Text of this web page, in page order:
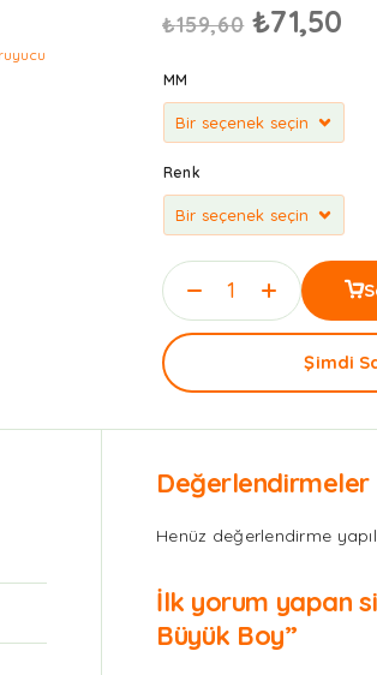
₺159,60 ₺71,50
MM
Renk
Şimdi
Değerlendirmeler
Henüz değerlendirme
İlk yorum yapan
Büyük Boy”